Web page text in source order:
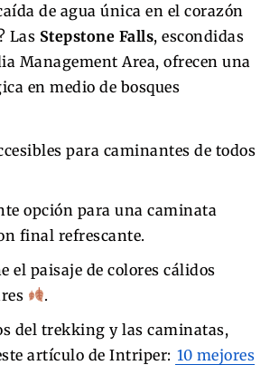
de agua única en el corazón
Las Stepstone Falls, escondidas
Management Area, ofrecen una
en medio de bosques
para caminantes de todos
opción para una caminata
final refrescante.
el paisaje de colores cálidos
.
del trekking y las caminatas,
artículo de Intriper: 10 mejores